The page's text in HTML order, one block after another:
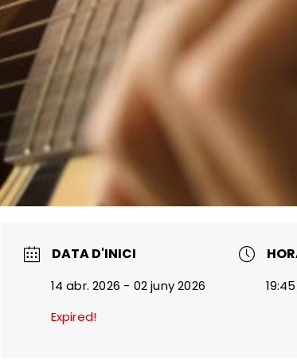
DATA D'INICI
14 abr. 2026 - 02 juny 2026
Expired!